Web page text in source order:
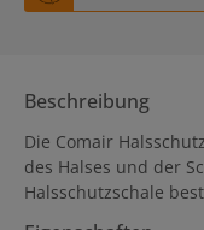
Beschreibung
Die Comair
des Halses und der
Halsschutzschale